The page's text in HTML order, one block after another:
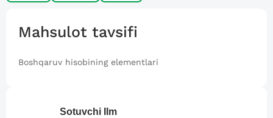
Mahsulot tavsifi
Boshqaruv hisobining elementlari
Sotuvchi Ilm